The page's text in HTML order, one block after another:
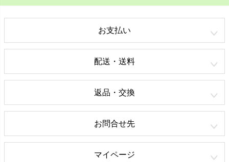
お支払い
配送・送料
返品・交換
お問合せ先
マイページ